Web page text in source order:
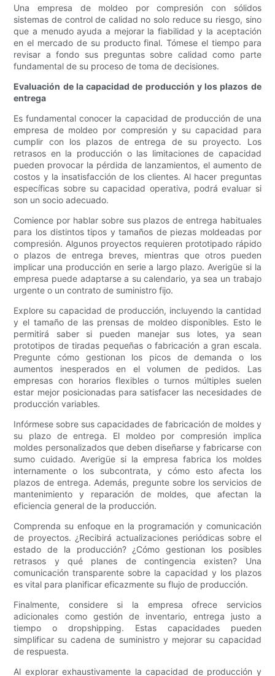
Una empresa de moldeo por compresión con sólidos
sistemas de control de calidad no solo reduce su riesgo, sino
que a menudo ayuda a mejorar la fiabilidad y la aceptación
en el mercado de su producto final. Tómese el tiempo para
revisar a fondo sus preguntas sobre calidad como parte
fundamental de su proceso de toma de decisiones.
Evaluación de la capacidad de producción y los plazos de
entrega
Es fundamental conocer la capacidad de producción de una
empresa de moldeo por compresión y su capacidad para
cumplir con los plazos de entrega de su proyecto. Los
retrasos en la producción o las limitaciones de capacidad
pueden provocar la pérdida de lanzamientos, el aumento de
costos y la insatisfacción de los clientes. Al hacer preguntas
específicas sobre su capacidad operativa, podrá evaluar si
son un socio adecuado.
Comience por hablar sobre sus plazos de entrega habituales
para los distintos tipos y tamaños de piezas moldeadas por
compresión. Algunos proyectos requieren prototipado rápido
o plazos de entrega breves, mientras que otros pueden
implicar una producción en serie a largo plazo. Averigüe si la
empresa puede adaptarse a su calendario, ya sea un trabajo
urgente o un contrato de suministro fijo.
Explore su capacidad de producción, incluyendo la cantidad
y el tamaño de las prensas de moldeo disponibles. Esto le
permitirá saber si pueden manejar sus lotes, ya sean
prototipos de tiradas pequeñas o fabricación a gran escala.
Pregunte cómo gestionan los picos de demanda o los
aumentos inesperados en el volumen de pedidos. Las
empresas con horarios flexibles o turnos múltiples suelen
estar mejor posicionadas para satisfacer las necesidades de
producción variables.
Infórmese sobre sus capacidades de fabricación de moldes y
su plazo de entrega. El moldeo por compresión implica
moldes personalizados que deben diseñarse y fabricarse con
sumo cuidado. Averigüe si la empresa fabrica los moldes
internamente o los subcontrata, y cómo esto afecta los
plazos de entrega. Además, pregunte sobre los servicios de
mantenimiento y reparación de moldes, que afectan la
eficiencia general de la producción.
Comprenda su enfoque en la programación y comunicación
de proyectos. ¿Recibirá actualizaciones periódicas sobre el
estado de la producción? ¿Cómo gestionan los posibles
retrasos y qué planes de contingencia existen? Una
comunicación transparente sobre la capacidad y los plazos
es vital para planificar eficazmente su flujo de producción.
Finalmente, considere si la empresa ofrece servicios
adicionales como gestión de inventario, entrega justo a
tiempo o dropshipping. Estas capacidades pueden
simplificar su cadena de suministro y mejorar su capacidad
de respuesta.
Al explorar exhaustivamente la capacidad de producción y